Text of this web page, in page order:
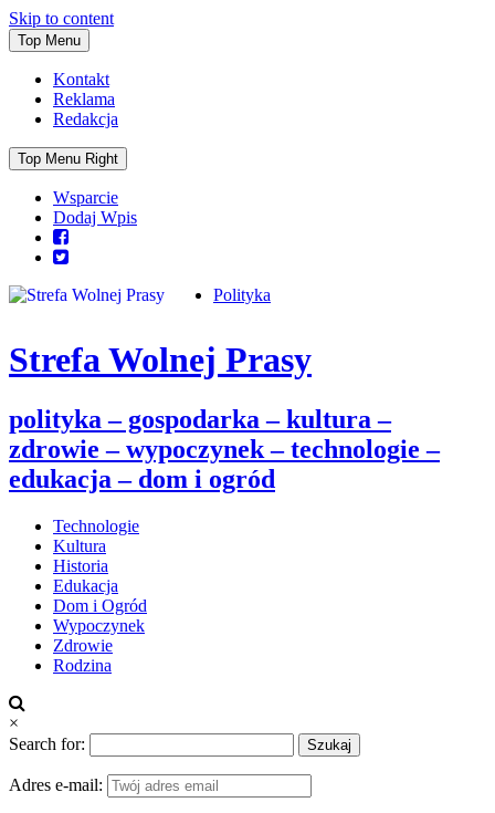
Skip to content
Top Menu
Kontakt
Reklama
Redakcja
Top Menu Right
Wsparcie
Dodaj Wpis
Strefa Wolnej Prasy
polityka – gospodarka – kultura –
zdrowie – wypoczynek – technologie –
edukacja – dom i ogród
Polityka
Technologie
Kultura
Historia
Edukacja
Dom i Ogród
Wypoczynek
Zdrowie
Rodzina
×
Search for:
Adres e-mail: